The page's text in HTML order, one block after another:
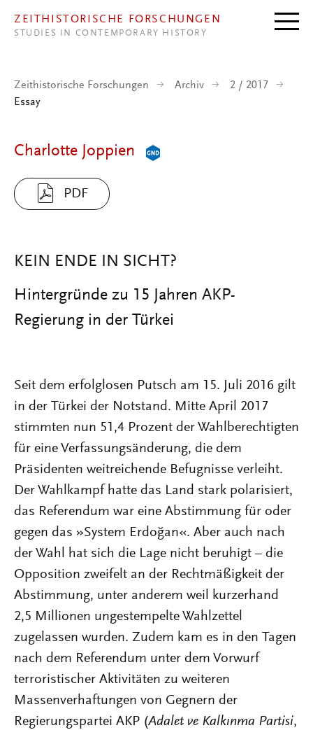
ZEITHISTORISCHE FORSCHUNGEN
STUDIES IN CONTEMPORARY HISTORY
Zeithistorische Forschungen Archiv
2 / 2017
Essay
Charlotte Joppien
PDF
KEIN ENDE IN SICHT?
Hintergründe zu 15 Jahren AKP-
Regierung in der Türkei
Seit dem erfolglosen Putsch am 15. Juli 2016 gilt
in der Türkei der Notstand. Mitte April 2017
stimmten nun 51,4 Prozent der Wahlberechtigten
für eine Verfassungsänderung, die dem
Präsidenten weitreichende Befugnisse verleiht.
Der Wahlkampf hatte das Land stark polarisiert,
das Referendum war eine Abstimmung für oder
gegen das »System Erdoğan«. Aber auch nach
der Wahl hat sich die Lage nicht beruhigt – die
Opposition zweifelt an der Rechtmäßigkeit der
Abstimmung, unter anderem weil kurzerhand
2,5 Millionen ungestempelte Wahlzettel
zugelassen wurden. Zudem kam es in den Tagen
nach dem Referendum unter dem Vorwurf
terroristischer Aktivitäten zu weiteren
Massenverhaftungen von Gegnern der
Regierungspartei AKP (Adalet ve Kalkınma Partisi,